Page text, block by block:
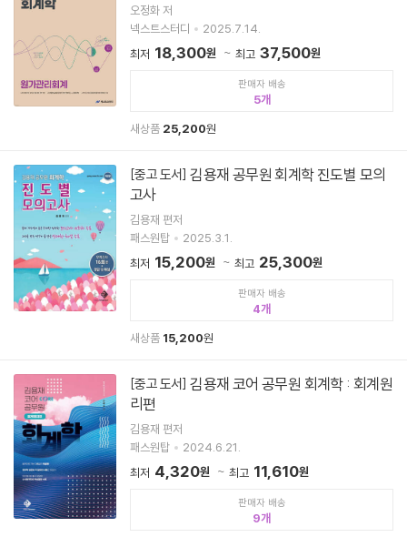
오정화 저
넥스트스터디
2025.7.14.
최저 18,300원 최고 37,500원
판매자 배송
5
새상품 25,200원
[중고 도서] 김용재 공무원 회계학 진도별 모의
고사
김용재 편저
패스원탑
2025.3.1.
최저 15,200원 최고 25,300원
판매자 배송
4
새상품 15,200원
[중고 도서] 김용재 코어 공무원 회계학 : 회계원
리편
김용재 편저
패스원탑
2024.6.21.
최저 4,320원 최고 11,610원
판매자 배송
9